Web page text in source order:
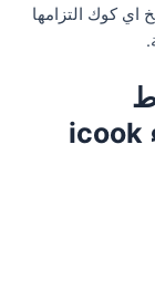
اي كوك التزامها